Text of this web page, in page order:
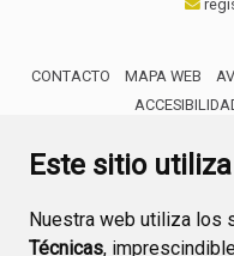
Este sitio
Nuestra web utiliza los
Técnicas,
CONTACTO MAPA WEB